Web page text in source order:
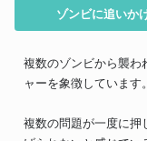
ゾンビに追いか
複数のゾンビから襲わ
ャーを象徴しています。
複数の問題が一度に押